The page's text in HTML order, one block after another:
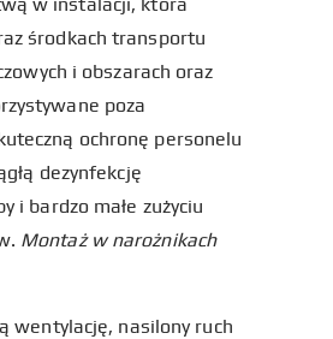
środkach transportu
i obszarach oraz
poza
ochronę personelu
dezynfekcję
i bardzo małe zużyciu
Montaż w narożnikach
wentylację, nasilony ruch